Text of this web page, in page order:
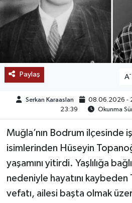
Paylaş A-
Serkan Karaaslan 08.06.2026 -
23:39
Okunma
Muğla’nın Bodrum ilçesinde
isimlerinden Hüseyin
yaşamını yitirdi. Yaşlılığa
nedeniyle hayatını kaybeden
vefatı, ailesi başta olmak
KEŞFET
POPÜLER
DÜNYA
TEKNOLOJİ
YAŞAM